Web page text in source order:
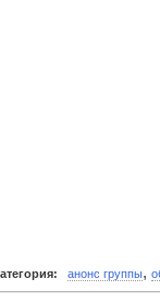
анонс группы,